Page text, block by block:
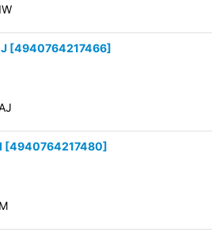
[4940764217466]
[4940764217480]